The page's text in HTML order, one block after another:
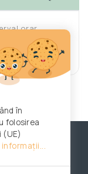
orar
14/08/2026
și Condiții
în
folosirea
(UE)